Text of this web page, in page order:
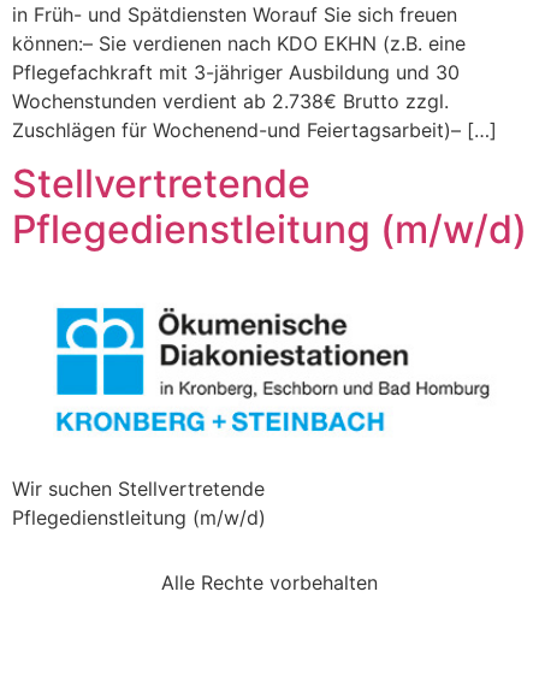
in Früh- und Spätdiensten Worauf Sie sich freuen
können:– Sie verdienen nach KDO EKHN (z.B. eine
Pflegefachkraft mit 3-jähriger Ausbildung und 30
Wochenstunden verdient ab 2.738€ Brutto zzgl.
Zuschlägen für Wochenend-und Feiertagsarbeit)– […]
Stellvertretende
Pflegedienstleitung (m/w/d)
Wir suchen Stellvertretende
Pflegedienstleitung (m/w/d)
Alle Rechte vorbehalten